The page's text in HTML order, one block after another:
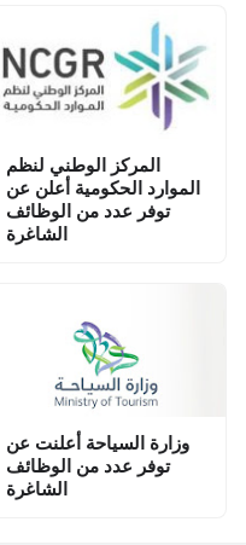
المركز الوطني لنظم
الموارد الحكومية أعلن عن
توفر عدد من الوظائف
الشاغرة
وزارة السياحة أعلنت عن
توفر عدد من الوظائف
الشاغرة